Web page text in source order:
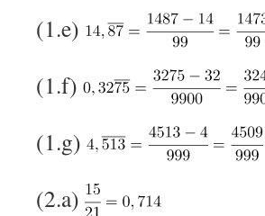
(1.e)
(1.f)
(1.g)
(2.a)